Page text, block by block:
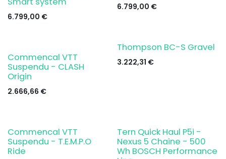
6.799,00 €
6.799,00 €
Commencal VTT
Suspendu - CLASH
Origin
2.666,66 €
Thompson BC-S Gravel
3.222,31 €
Commencal VTT
Suspendu - T.E.M.P.O
Ride
Tern Quick Haul P5i -
Nexus 5 Chaine - 500
Wh BOSCH Performance